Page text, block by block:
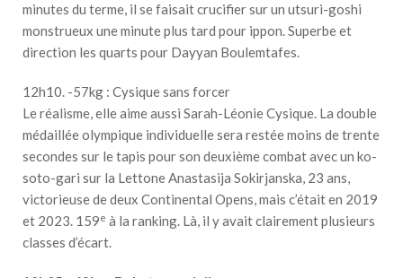
minutes du terme, il se faisait crucifier sur un utsuri-goshi
monstrueux une minute plus tard pour ippon. Superbe et
direction les quarts pour Dayyan Boulemtafes.
12h10. -57kg : Cysique sans forcer
Le réalisme, elle aime aussi Sarah-Léonie Cysique. La double
médaillée olympique individuelle sera restée moins de trente
secondes sur le tapis pour son deuxième combat avec un ko-
soto-gari sur la Lettone Anastasija Sokirjanska, 23 ans,
victorieuse de deux Continental Opens, mais c’était en 2019
et 2023. 159e à la ranking. Là, il y avait clairement plusieurs
classes d’écart.